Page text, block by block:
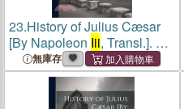
23.History of Julius Cæsar
[By Napoleon Iii, Transl.]. 2
Vols. [And] Atlas
無庫存